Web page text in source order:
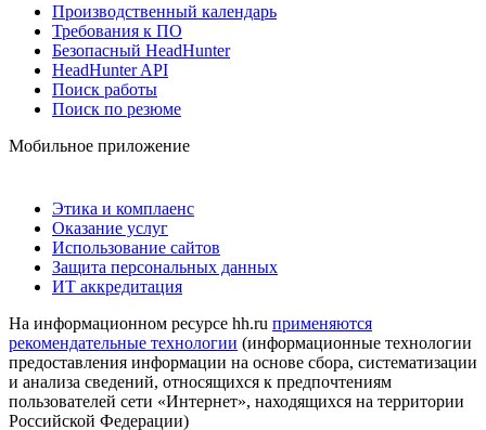
Производственный календарь
Требования к ПО
Безопасный HeadHunter
HeadHunter API
Поиск работы
Поиск по резюме
Мобильное приложение
Этика и комплаенс
Оказание услуг
Использование сайтов
Защита персональных данных
ИТ аккредитация
На информационном ресурсе hh.ru применяются
рекомендательные технологии (информационные технологии
предоставления информации на основе сбора, систематизации
и анализа сведений, относящихся к предпочтениям
пользователей сети «Интернет», находящихся на территории
Российской Федерации)